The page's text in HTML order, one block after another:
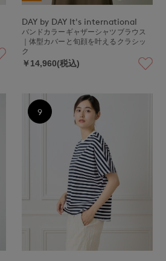
DAY by DAY It's international
バンドカラーギャザーシャツブラウス
｜体型カバーと旬顔を叶えるクラシッ
ク
￥14,960(税込)
9